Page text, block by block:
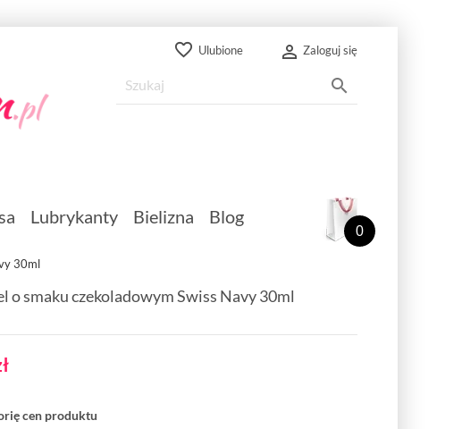
favorite_border Ulubione  Zaloguj się

0
Lubrykanty Bielizna Blog
30ml
o smaku czekoladowym Swiss Navy 30ml
cen produktu